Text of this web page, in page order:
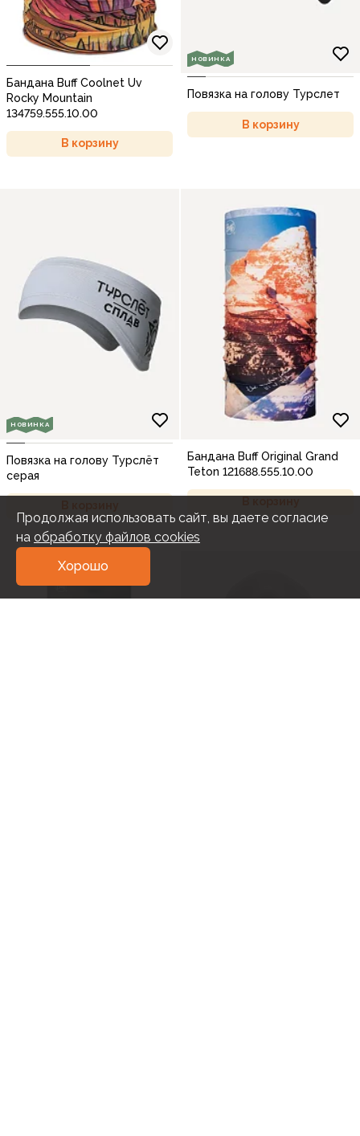
Бандана Buff Coolnet Uv
Rocky Mountain
134759.555.10.00
В корзину
НОВИНКА
Повязка на голову Турслет
В корзину
НОВИНКА
Повязка на голову Турслёт
серая
Бандана Buff Original Grand
Teton 121688.555.10.00
Продолжая использовать сайт, вы даете согласие
на обработку файлов cookies
Хорошо